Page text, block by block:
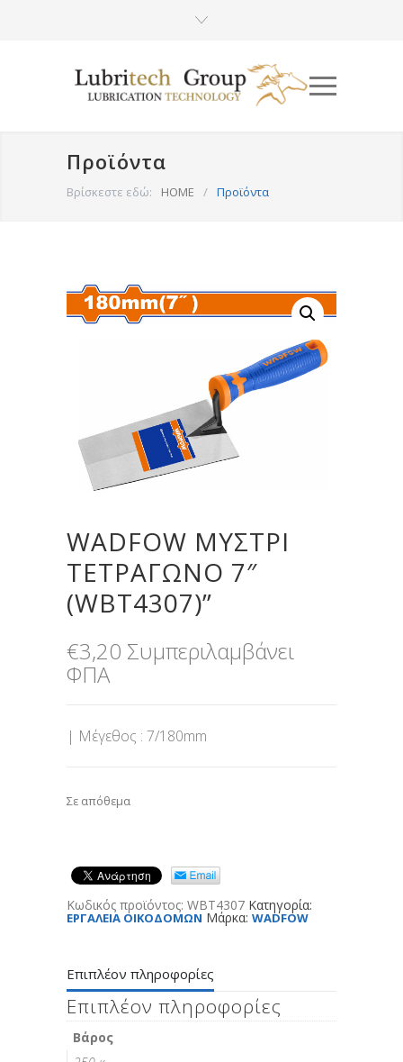
Προϊόντα
Βρίσκεστε εδώ: HOME / Προϊόντα
WADFOW ΜΥΣΤΡΙ
ΤΕΤΡΑΓΩΝΟ 7″
(WBT4307)”
€3,20 Συμπεριλαμβάνει
ΦΠΑ
| Μέγεθος : 7/180mm
Σε απόθεμα
Κωδικός προϊόντος: WBT4307 Κατηγορία:
ΕΡΓΑΛΕΙΑ ΟΙΚΟΔΟΜΩΝ Μάρκα: WADFOW
Επιπλέον πληροφορίες
Επιπλέον πληροφορίες
Βάρος